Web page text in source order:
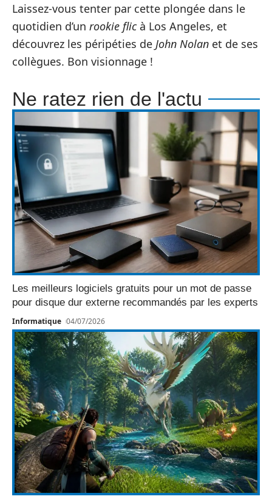
Laissez-vous tenter par cette plongée dans le
quotidien d’un rookie flicà Los Angeles, et
découvrez les péripéties de John Nolan et de ses
collègues. Bon visionnage !
Ne ratez rien de l'actu
Les meilleurs logiciels gratuits pour un mot de passe
pour disque dur externe recommandés par les experts
Informatique 04/07/2026